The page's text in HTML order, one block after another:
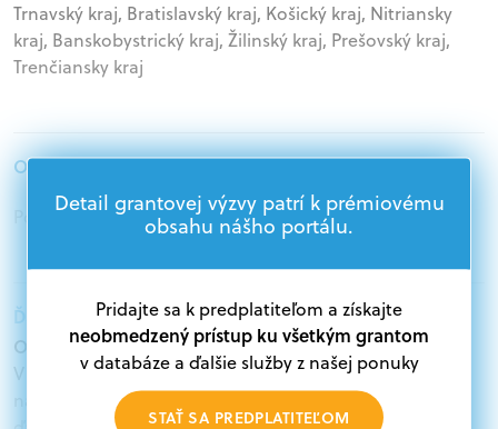
Trnavský kraj, Bratislavský kraj, Košický kraj, Nitriansky
kraj, Banskobystrický kraj, Žilinský kraj, Prešovský kraj,
Trenčiansky kraj
Oprávnení žiadatelia:
Podnikatelia
Ďalšie informácie:
Oprávnení žiadatelia:
V databáze grantov a dotácií na portáli Grantexpert.sk
nájdete aktuálne výzvy z eurofondov, plánu obnovy a
Detail grantovej výzvy patrí k prémiovému
obsahu nášho portálu.
Pridajte sa k predplatiteľom a získajte
neobmedzený prístup ku všetkým grantom
v databáze a ďalšie služby z našej ponuky
STAŤ SA PREDPLATITEĽOM